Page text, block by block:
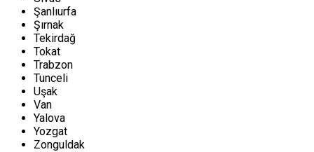
Şanlıurfa
Şırnak
Tekirdağ
Tokat
Trabzon
Tunceli
Uşak
Van
Yalova
Yozgat
Zonguldak